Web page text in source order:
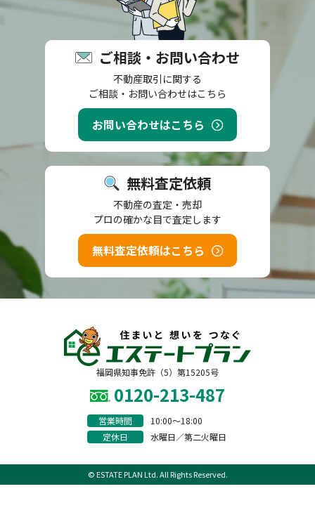
ご相談・お問い合わせ
不動産取引に関する
ご相談・お問い合わせはこちら
お問い合わせはこちら
無料査定依頼
不動産の査定・売却
プロの確かな目で査定します
無料査定依頼はこちら
福岡県知事免許（5）第15205号
0120-213-487
営業時間
10:00〜18:00
定休日
水曜日／第二火曜日
© ESTATE PLAN Ltd. All Rights Reserved.